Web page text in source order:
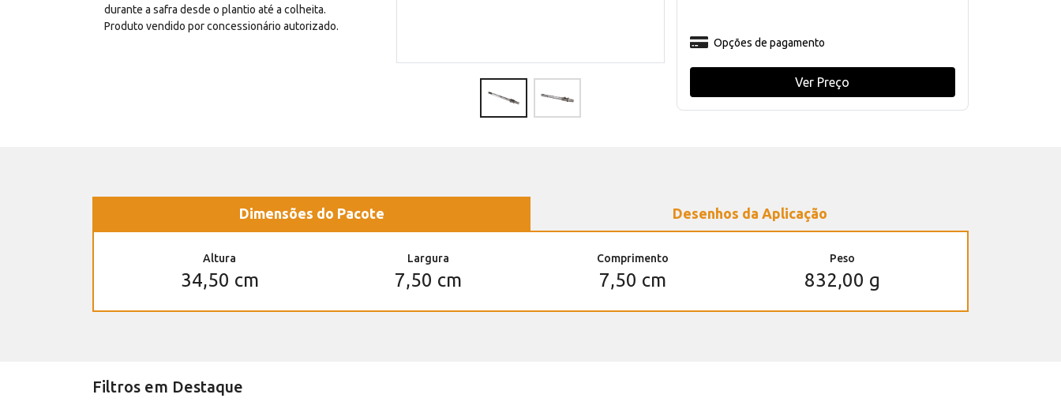
durante a safra desde o plantio até a colheita.
Produto vendido por concessionário autorizado.
Opções de pagamento
Ver Preço
Dimensões do Pacote Desenhos da Aplicação
Altura
34,50 cm
Largura
7,50 cm
Comprimento
7,50 cm
Peso
832,00 g
Filtros em Destaque